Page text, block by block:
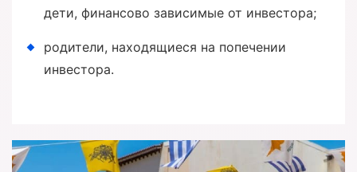
дети, финансово зависимые от инвестора;
родители, находящиеся на попечении
инвестора.